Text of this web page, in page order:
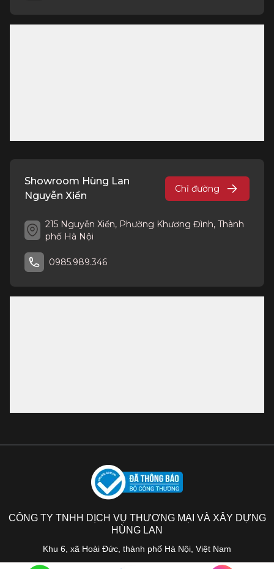
Showroom Hùng Lan
Nguyễn Xiển
Chỉ đường
215 Nguyễn Xiển, Phường Khương Đình, Thành
phố Hà Nội
0985.989.346
CÔNG TY TNHH DỊCH VỤ THƯƠNG MẠI VÀ XÂY DỰNG
HÙNG LAN
Khu 6, xã Hoài Đức, thành phố Hà Nội, Việt Nam